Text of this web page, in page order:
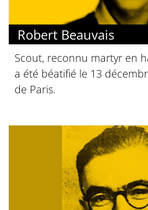
Robert Beauvais
Scout, reconnu martyr en
a été béatifié le 13
de Paris.